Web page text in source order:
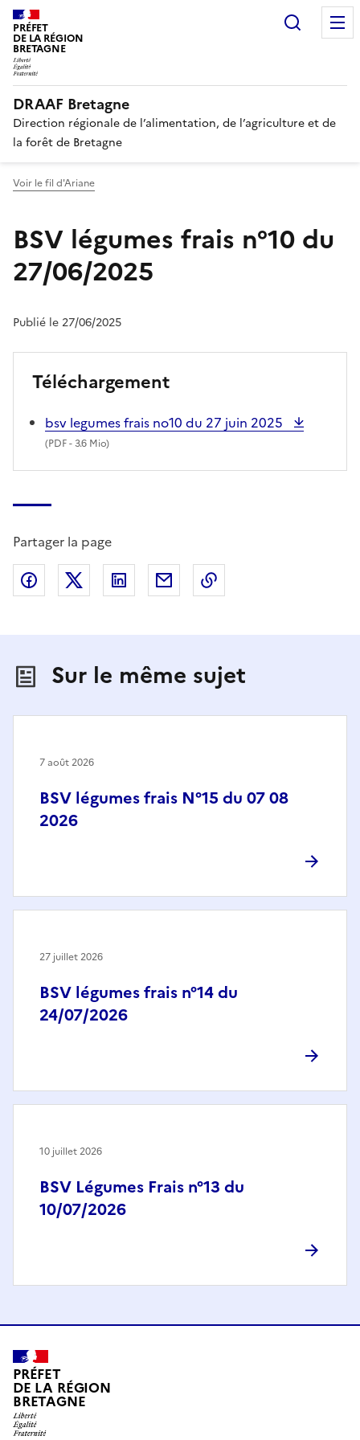
PRÉFET
DE LA RÉGION
BRETAGNE
DRAAF Bretagne
Direction régionale de l’alimentation, de l’agriculture et de
la forêt de Bretagne
Voir le fil d'Ariane
BSV légumes frais n°10 du
27/06/2025
Publié le 27/06/2025
Téléchargement
bsv legumes frais no10 du 27 juin 2025
(PDF- 3.6 Mio)
Partager la page
Partager sur Facebook
Partager sur X (anciennement Twitter)
Partager sur LinkedIn
Partager par email
Sur le même sujet
BSV légumes frais N°15 du 07 08
2026
7 août 2026
BSV légumes frais n°14 du
24/07/2026
27 juillet 2026
BSV Légumes Frais n°13 du
10/07/2026
10 juillet 2026
PRÉFET
DE LA RÉGION
BRETAGNE